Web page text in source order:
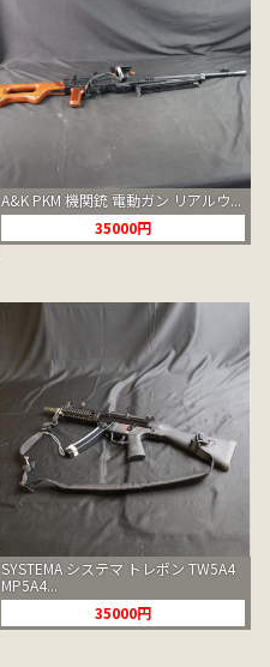
A&K PKM 機関銃 電動ガン リアルウ...
35000円
SYSTEMA システマ トレポン TW5A4
MP5A4...
35000円